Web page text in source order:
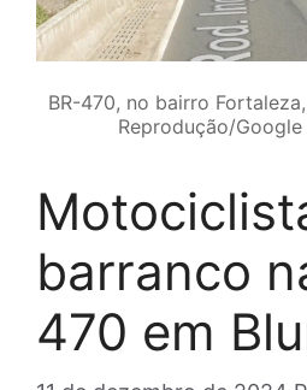
BR-470, no bairro
Reprodução/
barranco
470 em